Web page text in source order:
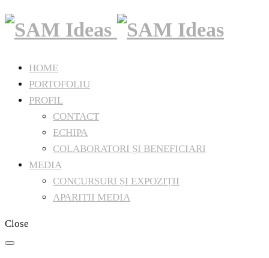
HOME
PORTOFOLIU
PROFIL
CONTACT
ECHIPA
COLABORATORI ȘI BENEFICIARI
MEDIA
CONCURSURI ȘI EXPOZIȚII
APARITII MEDIA
Close